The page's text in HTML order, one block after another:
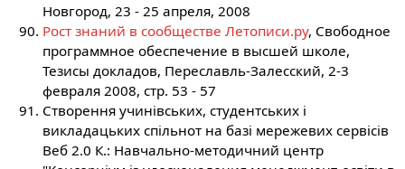
Новгород, 23 - 25 апреля, 2008
Рост знаний в сообществе Летописи.ру, Свободное
программное обеспечение в высшей школе,
Тезисы докладов, Переславль-Залесский, 2-3
февраля 2008, стр. 53 - 57
Створення учинiвських, студентських i
викладацьких спiльнот на базi мережевих сервiсiв
Веб 2.0 К.: Навчально-методичний центр